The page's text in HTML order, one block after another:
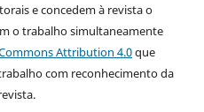
e concedem à revista o
o trabalho simultaneamente
Attribution 4.0que
com reconhecimento da